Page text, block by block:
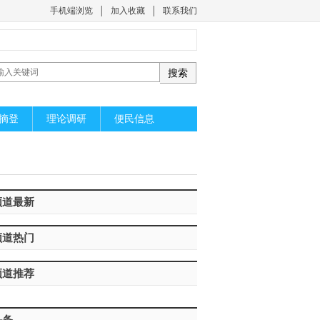
手机端浏览 加入收藏 联系我们
登 理论调研 便民信息
道最新
热门
道推荐